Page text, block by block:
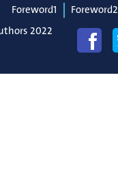
Foreword1 Foreword2
2022